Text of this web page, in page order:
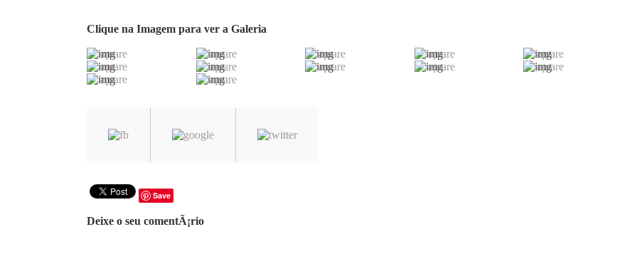
Clique na Imagem para ver a Galeria
Save
Deixe o seu comentÃ¡rio